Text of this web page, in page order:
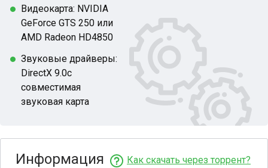
Видеокарта: NVIDIA
GeForce GTS 250 или
AMD Radeon HD4850
Звуковые драйверы:
DirectX 9.0c
совместимая
звуковая карта
Как скачать через торрент?
Информация